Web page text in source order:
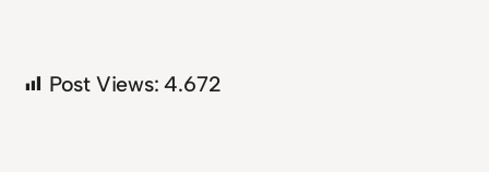
Post Views: 4.672